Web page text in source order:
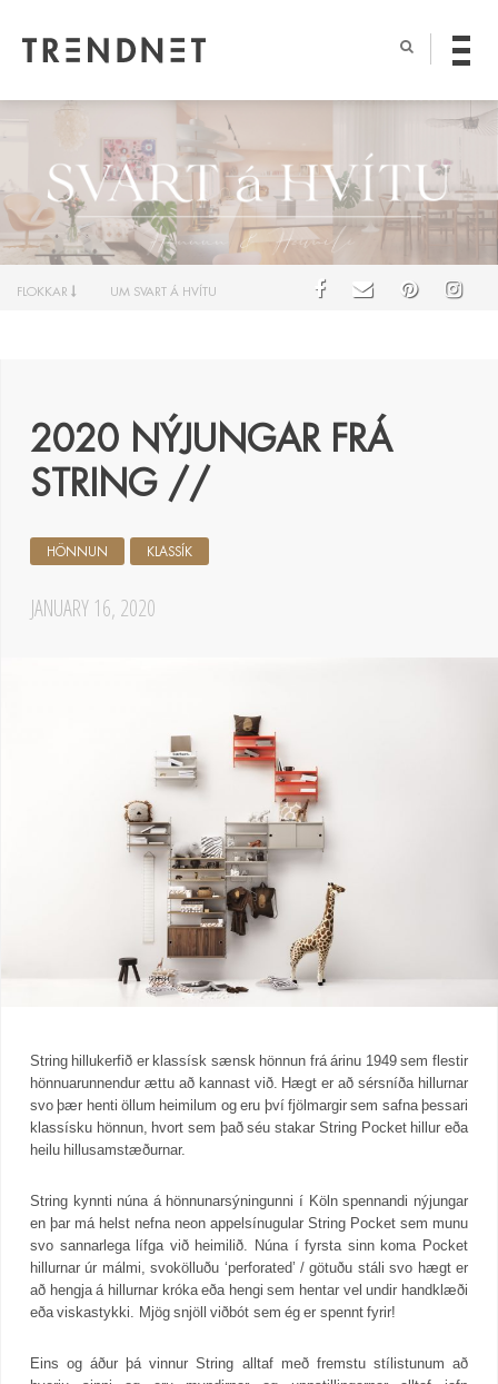
FLOKKAR UM SVART Á HVÍTU
2020 NÝJUNGAR FRÁ
STRING //
JANUARY 16, 2020
HÖNNUN KLASSÍK
String hillukerfið er klassísk sænsk hönnun frá árinu 1949 sem flestir
hönnuarunnendur ættu að kannast við. Hægt er að sérsníða hillurnar
svo þær henti öllum heimilum og eru því fjölmargir sem safna þessari
klassísku hönnun, hvort sem það séu stakar String Pocket hillur eða
heilu hillusamstæðurnar.
String kynnti núna á hönnunarsýningunni í Köln spennandi nýjungar
en þar má helst nefna neon appelsínugular String Pocket sem munu
svo sannarlega lífga við heimilið. Núna í fyrsta sinn koma Pocket
hillurnar úr málmi, svokölluðu ‘perforated’ / götuðu stáli svo hægt er
að hengja á hillurnar króka eða hengi sem hentar vel undir handklæði
eða viskastykki. Mjög snjöll viðbót sem ég er spennt fyrir!
Eins og áður þá vinnur String alltaf með fremstu stílistunum að